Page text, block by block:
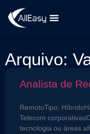
Arquivo:
Analista de
RemotoTipo:
Telecom
tecnologia ou áreas